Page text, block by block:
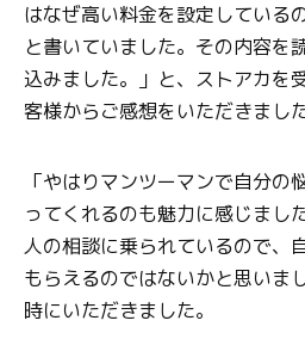
はなぜ高い料金を設定している
と書いていました。その内容を
込みました。」と、ストアカを
客様からご感想をいただきました
「やはりマンツーマンで自分の
ってくれるのも魅力に感じまし
人の相談に乗られているので、
もらえるのではないかと思いま
時にいただきました。